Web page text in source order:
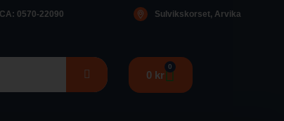
ICA: 0570-22090 Sulvikskorset, Arvika
0 kr
0